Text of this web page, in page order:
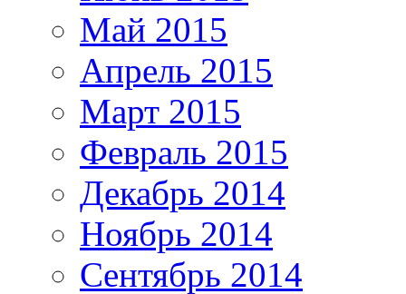
Май 2015
Апрель 2015
Март 2015
Февраль 2015
Декабрь 2014
Ноябрь 2014
Сентябрь 2014